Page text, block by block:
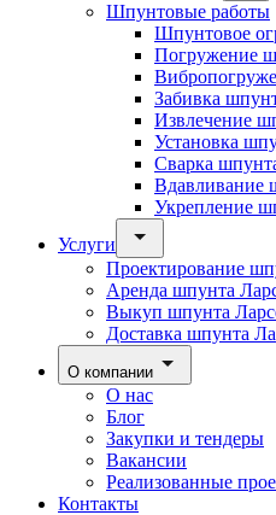
Шпунтовые работы
Шпунтовое
Погружение
Забивка
Извлечение
Установка
Сварка
Вдавливание
Укрепление
Услуги
Проектирование
Аренда шпунта
Выкуп шпунта
Доставка шпунта
О компании
О нас
Блог
Закупки и тендеры
Вакансии
Реализованные
Контакты